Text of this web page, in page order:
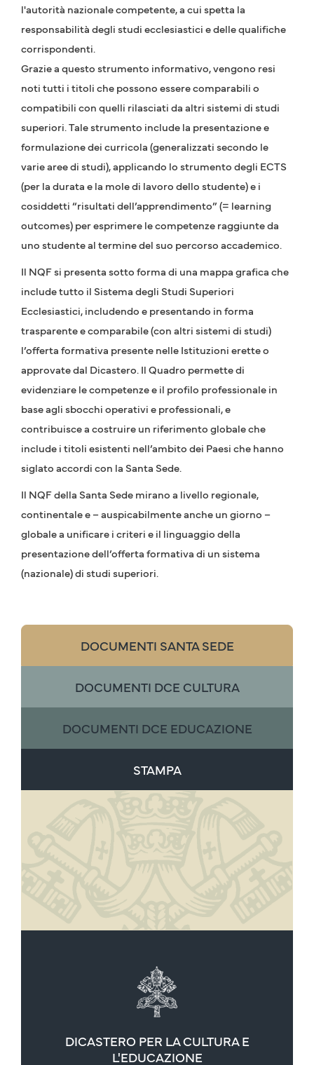
l'autorità nazionale competente, a cui spetta la
responsabilità degli studi ecclesiastici e delle qualifiche
corrispondenti.
Grazie a questo strumento informativo, vengono resi
noti tutti i titoli che possono essere comparabili o
compatibili con quelli rilasciati da altri sistemi di studi
superiori. Tale strumento include la presentazione e
formulazione dei curricola (generalizzati secondo le
varie aree di studi), applicando lo strumento degli ECTS
(per la durata e la mole di lavoro dello studente) e i
cosiddetti “risultati dell’apprendimento” (= learning
outcomes) per esprimere le competenze raggiunte da
uno studente al termine del suo percorso accademico.
Il NQF si presenta sotto forma di una mappa grafica che
include tutto il Sistema degli Studi Superiori
Ecclesiastici, includendo e presentando in forma
trasparente e comparabile (con altri sistemi di studi)
l’offerta formativa presente nelle Istituzioni erette o
approvate dal Dicastero. Il Quadro permette di
evidenziare le competenze e il profilo professionale in
base agli sbocchi operativi e professionali, e
contribuisce a costruire un riferimento globale che
include i titoli esistenti nell’ambito dei Paesi che hanno
siglato accordi con la Santa Sede.
Il NQF della Santa Sede mirano a livello regionale,
continentale e – auspicabilmente anche un giorno –
globale a unificare i criteri e il linguaggio della
presentazione dell’offerta formativa di un sistema
(nazionale) di studi superiori.
DOCUMENTI SANTA SEDE
DOCUMENTI DCE CULTURA
DOCUMENTI DCE EDUCAZIONE
STAMPA
DICASTERO PER LA CULTURA E
L'EDUCAZIONE